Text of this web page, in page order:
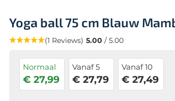
Yoga ball 75 cm Blauw
(1 Reviews) 5.00 / 5.00
Normaal
€ 27,99
Vanaf 5
€ 27,79
Vanaf 10
€ 27,49